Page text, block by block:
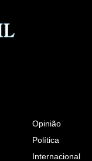
Opinião
Política
Internacional